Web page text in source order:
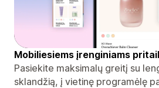
Mobiliesiems įrenginiams
Pasiekite maksimalų greitį su
sklandžią, į vietinę programėlę